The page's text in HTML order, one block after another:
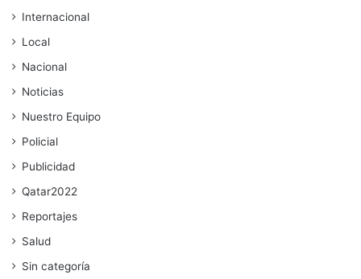
Internacional
Local
Nacional
Noticias
Nuestro Equipo
Policial
Publicidad
Qatar2022
Reportajes
Salud
Sin categoría